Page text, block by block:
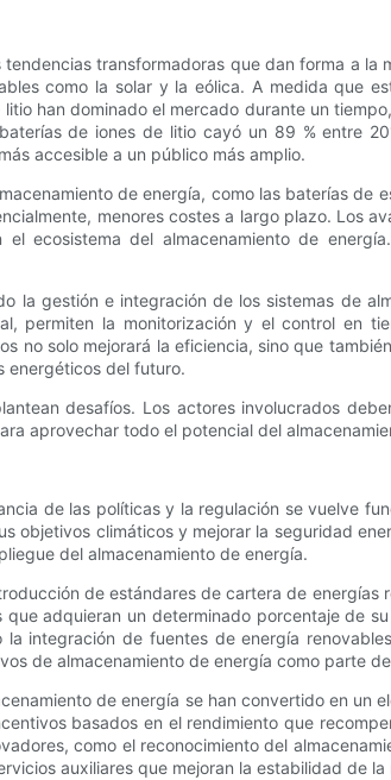
transformadoras que dan forma a
como la solar y la eólica. A medida que
han dominado el mercado durante un
de iones de litio cayó un 89 % entre
accesible a un público más amplio.
de energía, como las baterías de
menores costes a largo plazo. Los
ecosistema del almacenamiento de
la gestión e integración de los sistemas de
permiten la monitorización y el control en
no solo mejorará la eficiencia, sino que
energéticos del futuro.
desafíos. Los actores involucrados
aprovechar todo el potencial del
de las políticas y la regulación se vuelve
objetivos climáticos y mejorar la seguridad
del almacenamiento de energía.
de estándares de cartera de energías
adquieran un determinado porcentaje de
integración de fuentes de energía
de almacenamiento de energía como parte
de energía se han convertido en un
basados ​​en el rendimiento que
como el reconocimiento del
auxiliares que mejoran la estabilidad de la